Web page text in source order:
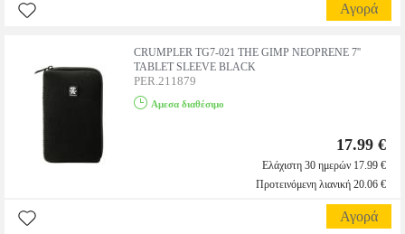
Αγορά
CRUMPLER TG7-021 THE GIMP NEOPRENE 7''
TABLET SLEEVE BLACK
PER.211879
Αμεσα διαθέσιμο
17.99 €
Ελάχιστη 30 ημερών 17.99 €
Προτεινόμενη λιανική 20.06 €
Αγορά